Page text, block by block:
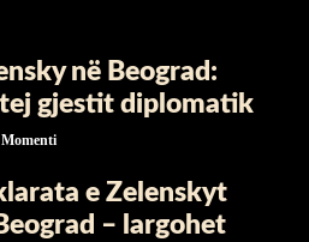
në Beograd:
gjestit diplomatik
e Zelenskyt
– largohet